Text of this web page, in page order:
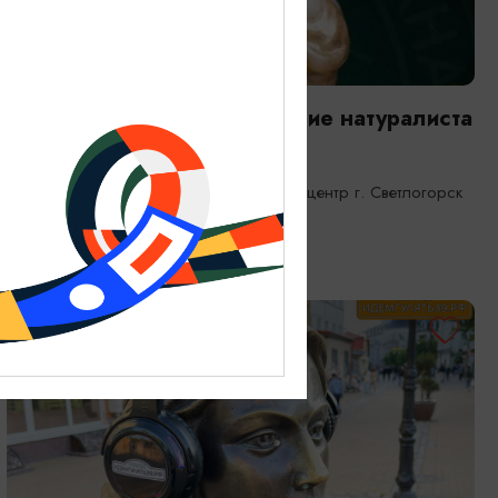
Янтарная каюта. Путешествие натуралиста
25.12.2025 - 31.12.2026
Светлогорск, Морской выставочный центр г. Светлогорск
ОТ 1200₽